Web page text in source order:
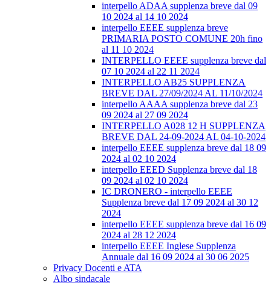
interpello ADAA supplenza breve dal 09
10 2024 al 14 10 2024
interpello EEEE supplenza breve
PRIMARIA POSTO COMUNE 20h fino
al 11 10 2024
INTERPELLO EEEE supplenza breve dal
07 10 2024 al 22 11 2024
INTERPELLO AB25 SUPPLENZA
BREVE DAL 27/09/2024 AL 11/10/2024
interpello AAAA supplenza breve dal 23
09 2024 al 27 09 2024
INTERPELLO A028 12 H SUPPLENZA
BREVE DAL 24-09-2024 AL 04-10-2024
interpello EEEE supplenza breve dal 18 09
2024 al 02 10 2024
interpello EEED Supplenza breve dal 18
09 2024 al 02 10 2024
IC DRONERO - interpello EEEE
Supplenza breve dal 17 09 2024 al 30 12
2024
interpello EEEE supplenza breve dal 16 09
2024 al 28 12 2024
interpello EEEE Inglese Supplenza
Annuale dal 16 09 2024 al 30 06 2025
Privacy Docenti e ATA
Albo sindacale